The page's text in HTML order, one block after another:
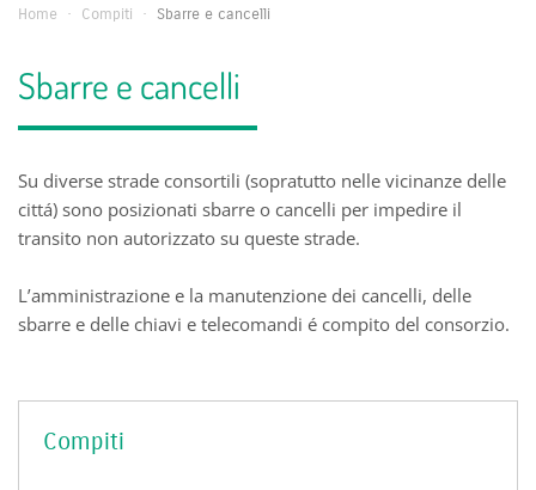
Home · Compiti · Sbarre e cancelli
Sbarre e cancelli
Su diverse strade consortili (sopratutto nelle vicinanze delle
cittá) sono posizionati sbarre o cancelli per impedire il
transito non autorizzato su queste strade.
L’amministrazione e la manutenzione dei cancelli, delle
sbarre e delle chiavi e telecomandi é compito del consorzio.
Compiti